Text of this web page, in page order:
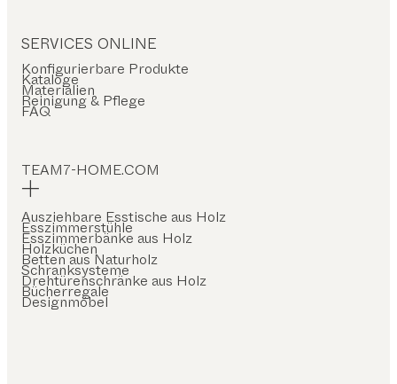
SERVICES ONLINE
Konfigurierbare Produkte
Kataloge
Materialien
Reinigung & Pflege
FAQ
TEAM7-HOME.COM
Ausziehbare Esstische aus Holz
Esszimmerstühle
Esszimmerbänke aus Holz
Holzküchen
Betten aus Naturholz
Schranksysteme
Drehtürenschränke aus Holz
Bücherregale
Designmöbel